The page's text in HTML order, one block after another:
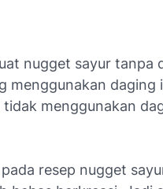
nugget sayur tanpa
menggunakan daging
menggunakan
resep nugget